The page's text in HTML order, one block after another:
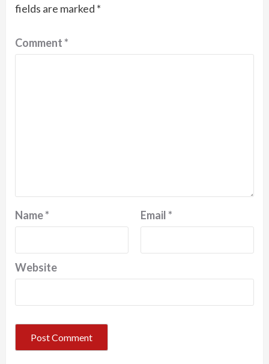
fields are marked *
Comment*
Name* Email*
Website